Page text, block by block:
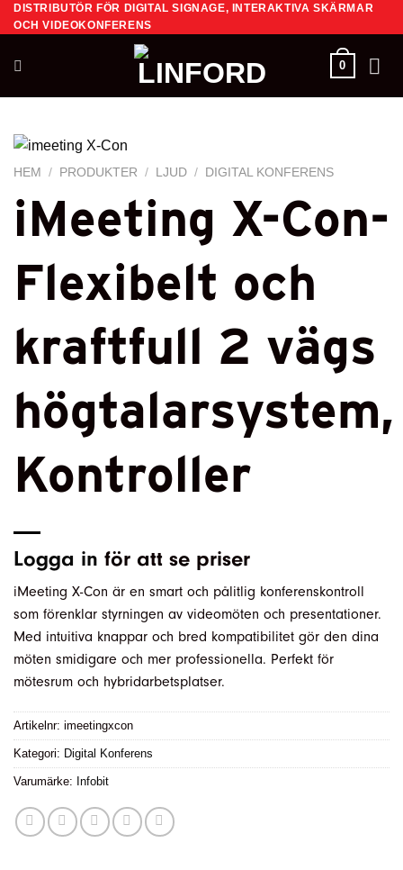
Skip
to
DISTRIBUTÖR FÖR DIGITAL SIGNAGE, INTERAKTIVA SKÄRMAR
OCH VIDEOKONFERENS
0
HEM / PRODUKTER / LJUD / DIGITAL KONFERENS
iMeeting X-Con-
Flexibelt och
kraftfull 2 vägs
högtalarsystem,
Kontroller
Logga in för att se priser
iMeeting X-Con är en smart och pålitlig konferenskontroll
som förenklar styrningen av videomöten och presentationer.
Med intuitiva knappar och bred kompatibilitet gör den dina
möten smidigare och mer professionella. Perfekt för
mötesrum och hybridarbetsplatser.
Artikelnr: imeetingxcon
Kategori: Digital Konferens
Varumärke: Infobit